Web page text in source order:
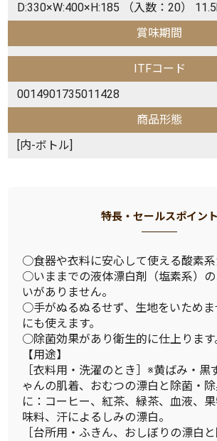
D:330×W:400×H:185 （入数：20）
賞味期間
ITFコード
0014901735011428
商品形態
[内-ボトル]
特長・セールスポイント
○食器や衣料に安心して使える酸素系
○いままでの液体漂白剤（塩素系）
いがありません。
○手がぬるぬるせず、生地をいため
にも使えます。
○除菌効果があり衛生的に仕上ります
【用途】
［衣料用・洗濯のとき］※黄ばみ・黒
ゃんの肌着、おむつの漂白と除菌・
に：コーヒー、紅茶、緑茶、血液、
味料、汗によるしみの漂白。
［台所用・ふきん、おしぼりの漂白